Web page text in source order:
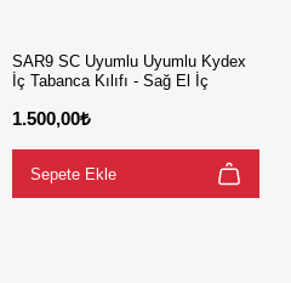
SAR9 SC Uyumlu Uyumlu Kydex
İç Tabanca Kılıfı - Sağ El İç
1.500,00₺
Sepete Ekle